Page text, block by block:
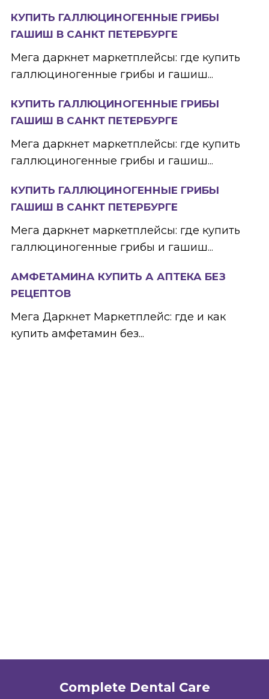
КУПИТЬ ГАЛЛЮЦИНОГЕННЫЕ ГРИБЫ
ГАШИШ В САНКТ ПЕТЕРБУРГЕ
Мега даркнет маркетплейсы: где купить
галлюциногенные грибы и гашиш...
КУПИТЬ ГАЛЛЮЦИНОГЕННЫЕ ГРИБЫ
ГАШИШ В САНКТ ПЕТЕРБУРГЕ
Мега даркнет маркетплейсы: где купить
галлюциногенные грибы и гашиш...
КУПИТЬ ГАЛЛЮЦИНОГЕННЫЕ ГРИБЫ
ГАШИШ В САНКТ ПЕТЕРБУРГЕ
Мега даркнет маркетплейсы: где купить
галлюциногенные грибы и гашиш...
АМФЕТАМИНА КУПИТЬ А АПТЕКА БЕЗ
РЕЦЕПТОВ
Мега Даркнет Маркетплейс: где и как
купить амфетамин без...
Complete Dental Care